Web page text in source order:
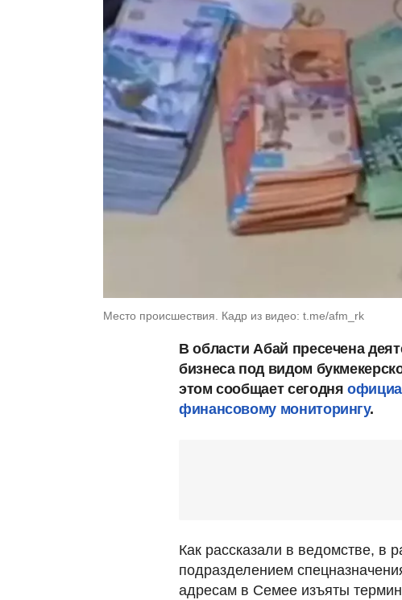
Место происшествия. Кадр из видео: t.me/afm_rk
В области Абай пресечена
бизнеса под видом
этом сообщает сегодня
финансовому мониторингу.
Как рассказали в ведомстве, в
подразделением
адресам в Семее изъяты